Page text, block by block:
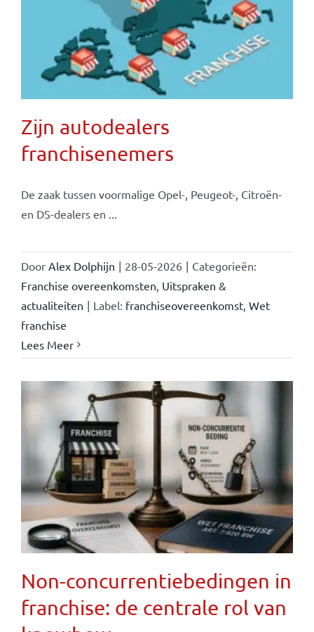
Zijn autodealers
franchisenemers
De zaak tussen voormalige Opel-, Peugeot-, Citroën-
en DS-dealers en ...
Door Alex Dolphijn | 28-05-2026 | Categorieën:
Franchise overeenkomsten Uitspraken &
actualiteiten | Label: franchiseovereenkomst, Wet
franchise
Lees Meer
Non-concurrentiebedingen in
franchise: de centrale rol van